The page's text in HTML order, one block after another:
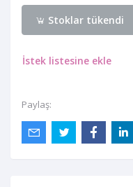
Stoklar tükendi
İstek listesine ekle
Paylaş: